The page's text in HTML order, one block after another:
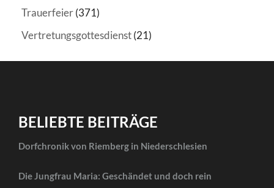
Trauerfeier(371)
Vertretungsgottesdienst(21)
BELIEBTE BEITRÄGE
Dorfchronik von Riemberg in Niederschlesien
Die Jungfrau Maria: Geschändet und doch rein